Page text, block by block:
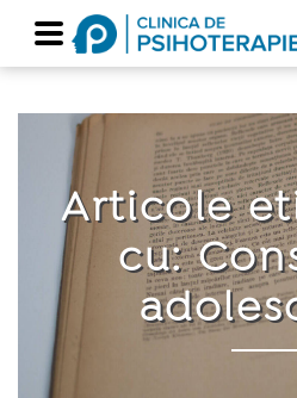
Articole
cu: